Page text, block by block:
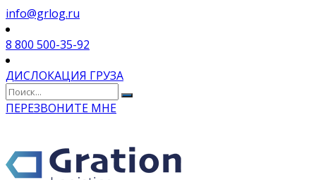
info@grlog.ru
8 800 500-35-92
ДИСЛОКАЦИЯ ГРУЗА
ПЕРЕЗВОНИТЕ МНЕ